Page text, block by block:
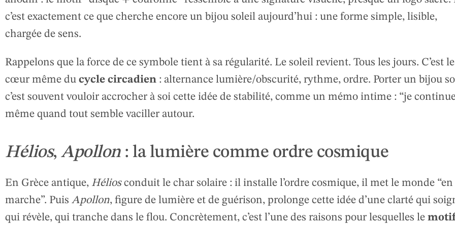
c’est exactement ce que cherche encore un bijou soleil aujourd’hui : une forme simple, lisible,
chargée de sens.
Rappelons que la force de ce symbole tient à sa régularité. Le soleil revient. Tous les jours. C’est le
cœur même du cycle circadien : alternance lumière/obscurité, rythme, ordre. Porter un bijou
c’est souvent vouloir accrocher à soi cette idée de stabilité, comme un mémo intime : “je
même quand tout semble vaciller autour.
Hélios, Apollon: la lumière comme ordre cosmique
En Grèce antique, Héliosconduit le char solaire : il installe l’ordre cosmique, il met le monde “en
marche”. Puis Apollon, figure de lumière et de guérison, prolonge cette idée d’une clarté qui
qui révèle, qui tranche dans le flou. Concrètement, c’est l’une des raisons pour lesquelles le